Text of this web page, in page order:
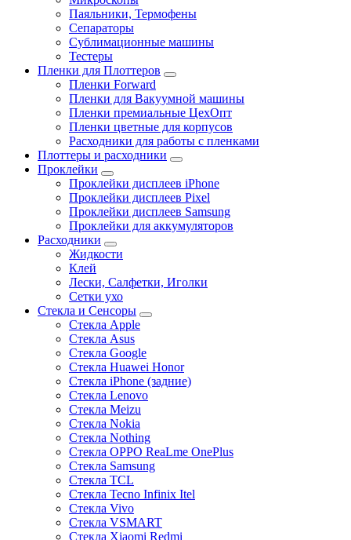
Паяльники, Термофены
Сепараторы
Сублимационные машины
Тестеры
Пленки для Плоттеров
Пленки Forward
Пленки для Вакуумной машины
Пленки премиальные ЦехОпт
Пленки цветные для корпусов
Расходники для работы с пленками
Плоттеры и расходники
Проклейки
Проклейки дисплеев iPhone
Проклейки дисплеев Pixel
Проклейки дисплеев Samsung
Проклейки для аккумуляторов
Расходники
Жидкости
Клей
Лески, Салфетки, Иголки
Сетки ухо
Стекла и Сенсоры
Стекла Apple
Стекла Asus
Стекла Google
Стекла Huawei Honor
Стекла iPhone (задние)
Стекла Lenovo
Стекла Meizu
Стекла Nokia
Стекла Nothing
Стекла OPPO ReaLme OnePlus
Стекла Samsung
Стекла TCL
Стекла Tecno Infinix Itel
Стекла Vivo
Стекла VSMART
Стекла Xiaomi Redmi